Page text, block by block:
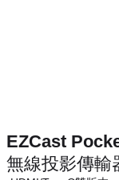
EZCast
無線投影傳輸